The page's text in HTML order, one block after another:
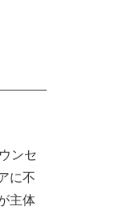
ンセ
に不
主体